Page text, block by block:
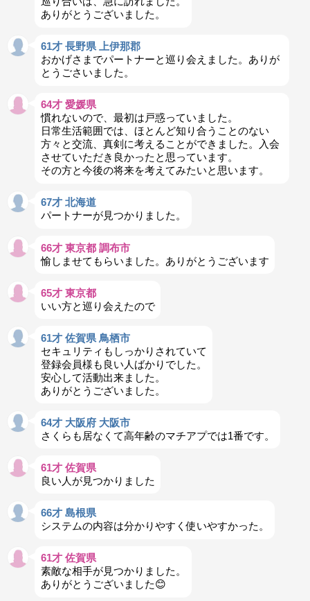
ありがとうございました。
61才 長野県 上伊那郡
おかげさまでパートナーと巡り会えました。ありが
とうごさいました。
64才 愛媛県
慣れないので、最初は戸惑っていました。
日常生活範囲では、ほとんど知り合うことのない
方々と交流、真剣に考えることができました。入会
させていただき良かったと思っています。
その方と今後の将来を考えてみたいと思います。
67才 北海道
パートナーが見つかりました。
66才 東京都 調布市
愉しませてもらいました。ありがとうございます
65才 東京都
いい方と巡り会えたので
61才 佐賀県 鳥栖市
セキュリティもしっかりされていて
登録会員様も良い人ばかりでした。
安心して活動出来ました。
ありがとうございました。
64才 大阪府 大阪市
さくらも居なくて高年齢のマチアプでは1番です。
61才 佐賀県
良い人が見つかりました
66才 島根県
システムの内容は分かりやすく使いやすかった。
61才 佐賀県
素敵な相手が見つかりました。
ありがとうございました😊